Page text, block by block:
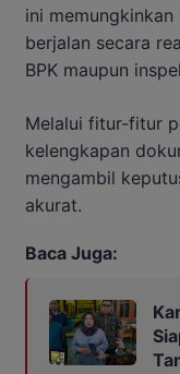
ini
berjalan secara
BPK maupun
Melalui fitur-fitur
kelengkapan
mengambil
akurat.
Baca Juga: